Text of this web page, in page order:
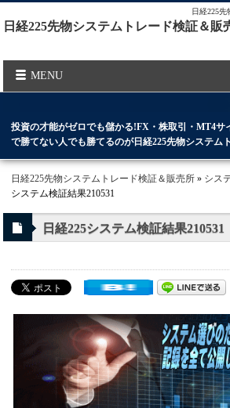
日経225
日経225先物システムトレード検証＆販
MENU
投資の才能がゼロでも儲かる!FX・株取引・MT4サ
で勝てない人でも勝てるのが日経225先物システム
日経225先物システムトレード検証＆販売所 » シス
システム検証結果210531
日経225システム検証結果210531